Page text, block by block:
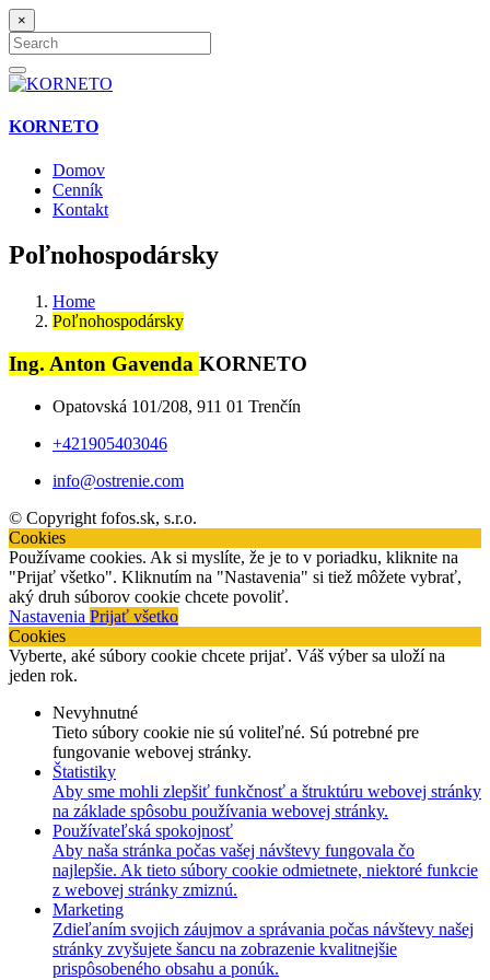
×
Search
for:
Search
KORNETO
Domov
Cenník
Kontakt
Poľnohospodársky
Home
Poľnohospodársky
Ing. Anton Gavenda KORNETO
Opatovská 101/208, 911 01 Trenčín
+421905403046
info@ostrenie.com
© Copyright fofos.sk, s.r.o.
Cookies
Používame cookies. Ak si myslíte, že je to v poriadku, kliknite na
"Prijať všetko". Kliknutím na "Nastavenia" si tiež môžete vybrať,
aký druh súborov cookie chcete povoliť.
Nastavenia Prijať všetko
Cookies
Vyberte, aké súbory cookie chcete prijať. Váš výber sa uloží na
jeden rok.
Nevyhnutné
Tieto súbory cookie nie sú voliteľné. Sú potrebné pre
fungovanie webovej stránky.
Štatistiky
Aby sme mohli zlepšiť funkčnosť a štruktúru webovej stránky
na základe spôsobu používania webovej stránky.
Používateľská spokojnosť
Aby naša stránka počas vašej návštevy fungovala čo
najlepšie. Ak tieto súbory cookie odmietnete, niektoré funkcie
z webovej stránky zmiznú.
Marketing
Zdieľaním svojich záujmov a správania počas návštevy našej
stránky zvyšujete šancu na zobrazenie kvalitnejšie
prispôsobeného obsahu a ponúk.